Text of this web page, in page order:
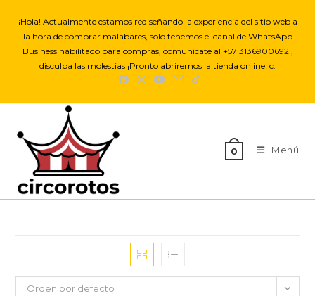
contenido
¡Hola! Actualmente estamos rediseñando la experiencia del sitio web a
la hora de comprar malabares, solo tenemos el canal de WhatsApp
Business habilitado para compras, comunícate al +57 3136900692 ,
disculpa las molestias ¡Pronto abriremos la tienda online! c:
0 Menú
Orden por defecto